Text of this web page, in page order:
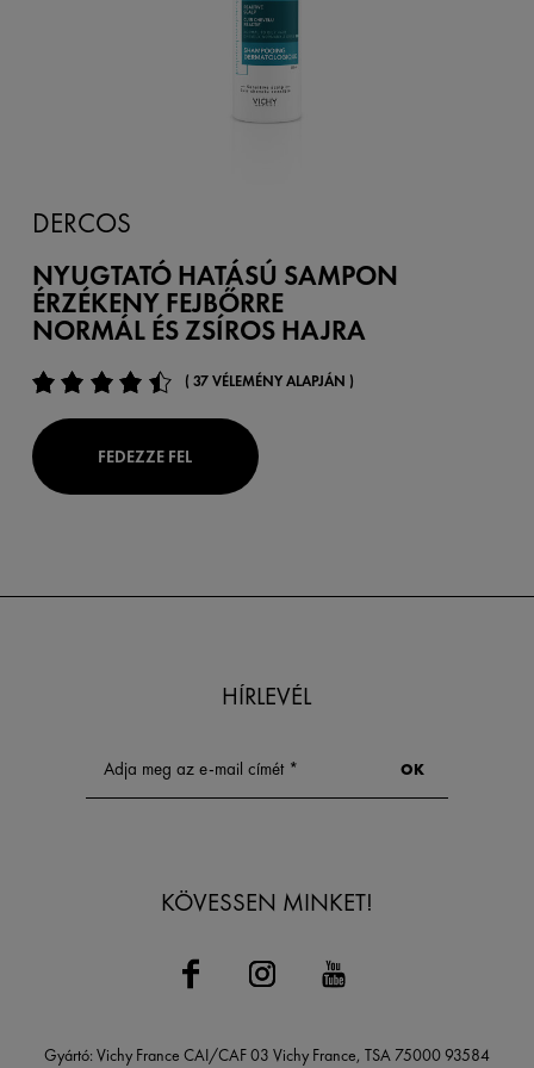
DERCOS
NYUGTATÓ HATÁSÚ SAMPON
ÉRZÉKENY FEJBŐRRE
NORMÁL ÉS ZSÍROS HAJRA
( 37 VÉLEMÉNY ALAPJÁN )
FEDEZZE FEL
HÍRLEVÉL
KÖVESSEN MINKET!
Gyártó: Vichy France CAI/CAF 03 Vichy France, TSA 75000 93584